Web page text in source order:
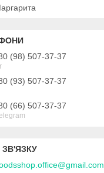
(98) 507-37-37
(93) 507-37-37
(66) 507-37-37